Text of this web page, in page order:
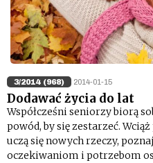
3/2014 (968) 2014-01-15
Dodawać życia do lat
Współcześni seniorzy biorą
powód, by się zestarzeć.
uczą się nowych rzeczy,
oczekiwaniom i potrzebom